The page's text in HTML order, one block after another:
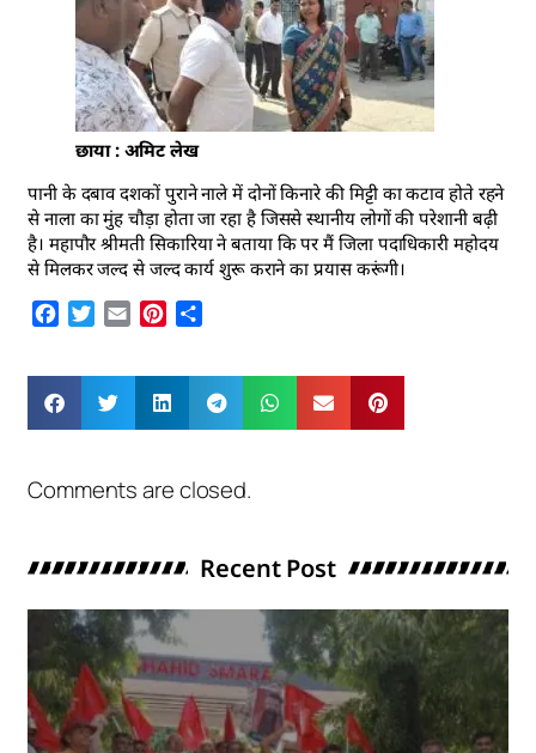
छाया : अमिट लेख
पानी के दबाव दशकों पुराने नाले में दोनों किनारे की मिट्टी का कटाव होते रहने
से नाला का मुंह चौड़ा होता जा रहा है जिससे स्थानीय लोगों की परेशानी बढ़ी
है। महापौर श्रीमती सिकारिया ने बताया कि पर मैं जिला पदाधिकारी महोदय
से मिलकर जल्द से जल्द कार्य शुरू कराने का प्रयास करूंगी।
Facebook
Twitter
Email Pinterest
Comments are closed.
Recent Post